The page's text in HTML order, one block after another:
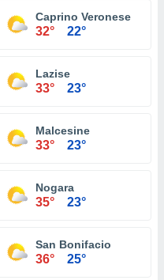
Caprino Veronese
32° 22°
Lazise
33° 23°
Malcesine
33° 23°
Nogara
35° 23°
San Bonifacio
36° 25°